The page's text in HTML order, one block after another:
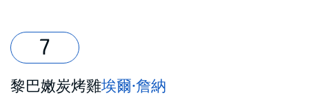
黎巴嫩炭烤雞埃爾·詹納